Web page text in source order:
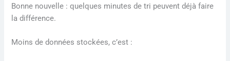
Bonne nouvelle : quelques minutes de tri peuvent déjà faire
la différence.
Moins de données stockées, c’est :